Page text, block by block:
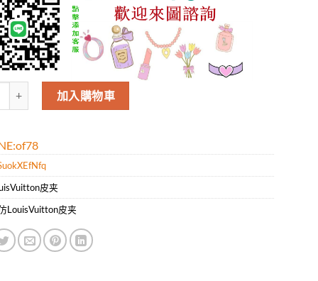
威登/LV Multiple 錢夾以Damier Graphite 3D帆佈展現大小各異的格
加入購物車
皮夹
LouisVuitton皮夹